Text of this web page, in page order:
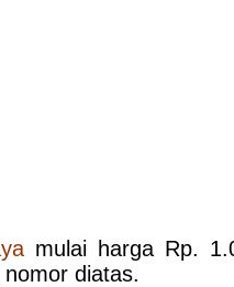
mulai harga Rp.
nomor diatas.